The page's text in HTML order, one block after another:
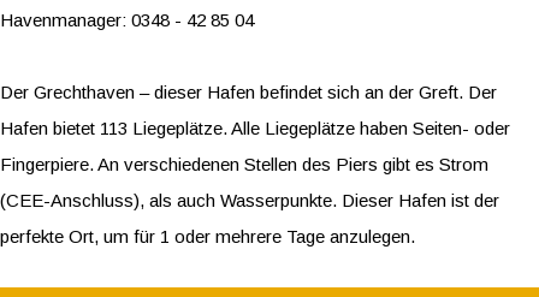
Havenmanager: 0348 - 42 85 04
Der Grechthaven – dieser Hafen befindet sich an der Greft. Der
Hafen bietet 113 Liegeplätze. Alle Liegeplätze haben Seiten- oder
Fingerpiere. An verschiedenen Stellen des Piers gibt es Strom
(CEE-Anschluss), als auch Wasserpunkte. Dieser Hafen ist der
perfekte Ort, um für 1 oder mehrere Tage anzulegen.